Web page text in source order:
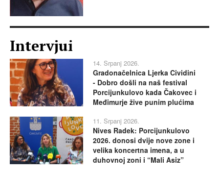
Intervjui
14. Srpanj 2026.
Gradonačelnica Ljerka Cividini
- Dobro došli na naš festival
Porcijunkulovo kada Čakovec i
Međimurje žive punim plućima
11. Srpanj 2026.
Nives Radek: Porcijunkulovo
2026. donosi dvije nove zone i
velika koncertna imena, a u
duhovnoj zoni i “Mali Asiz”